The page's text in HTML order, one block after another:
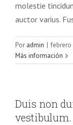
molestie
auctor varius.
Por admin | febrero
Más información
Duis non
vestibulum.